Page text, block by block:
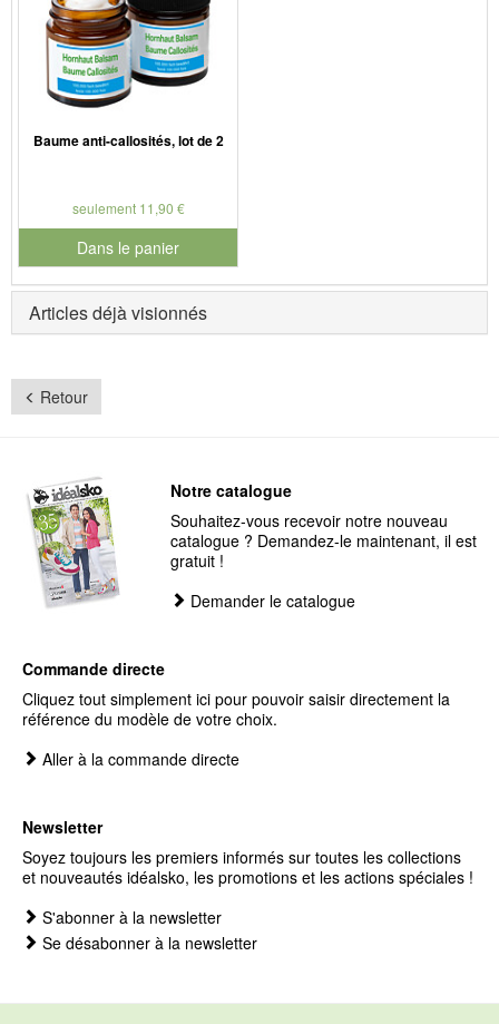
Baume anti-callosités, lot de 2
seulement 11,90 €
Dans le panier
pour le numéro de produit 901730
Articles déjà visionnés
Retour
Notre catalogue
Souhaitez-vous recevoir notre nouveau
catalogue ? Demandez-le maintenant, il est
gratuit !
Demander le catalogue
Commande directe
Cliquez tout simplement ici pour pouvoir saisir directement la
référence du modèle de votre choix.
Aller à la commande directe
Newsletter
Soyez toujours les premiers informés sur toutes les collections
et nouveautés idéalsko, les promotions et les actions spéciales !
S'abonner à la newsletter
Se désabonner à la newsletter